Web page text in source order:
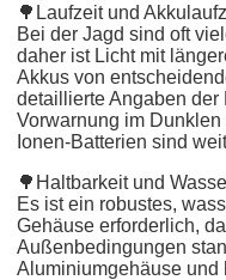
🌳Laufzeit und
Bei der Jagd sind oft
daher ist Licht mit
Akkus von
detaillierte Angaben
Vorwarnung im
Ionen-Batterien sind
🌳Haltbarkeit und
Es ist ein robustes,
Gehäuse erforderlich,
Außenbedingungen
Aluminiumgehäuse und